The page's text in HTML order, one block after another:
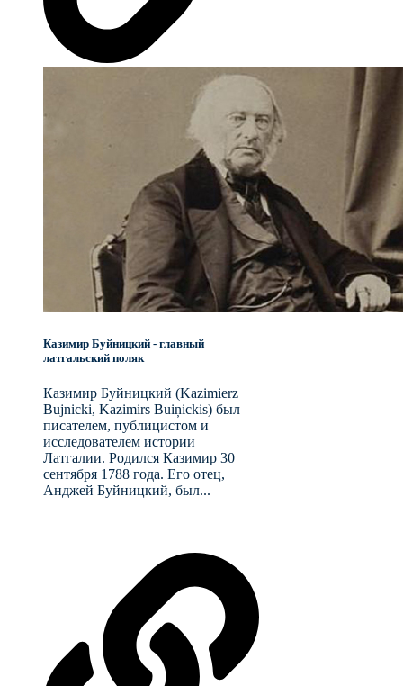
Казимир Буйницкий - главный
латгальский поляк
Казимир Буйницкий (Kazimierz
Bujnicki, Kazimirs Buiņickis) был
писателем, публицистом и
исследователем истории
Латгалии. Родился Казимир 30
сентября 1788 года. Его отец,
Анджей Буйницкий, был...